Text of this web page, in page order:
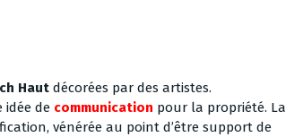
Haut décorées par des artistes.
idée de communication pour la propriété. La
vénérée au point d’être support de